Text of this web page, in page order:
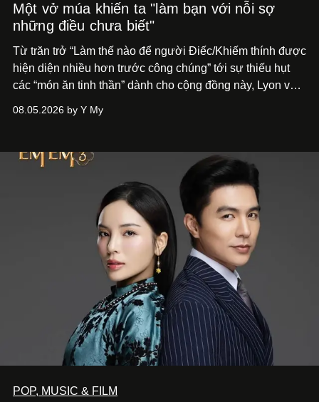
Một vở múa khiến ta "làm bạn với nỗi sợ
những điều chưa biết"
Từ trăn trở “Làm thế nào để người Điếc/Khiếm thính được
hiện diện nhiều hơn trước công chúng” tới sự thiếu hụt
các “món ăn tinh thần” dành cho cộng đồng này, Lyon và
phẩm múa đương đại thành hiện thực, mang tên Lắng
08.05.2026 by Y My
POP, MUSIC & FILM